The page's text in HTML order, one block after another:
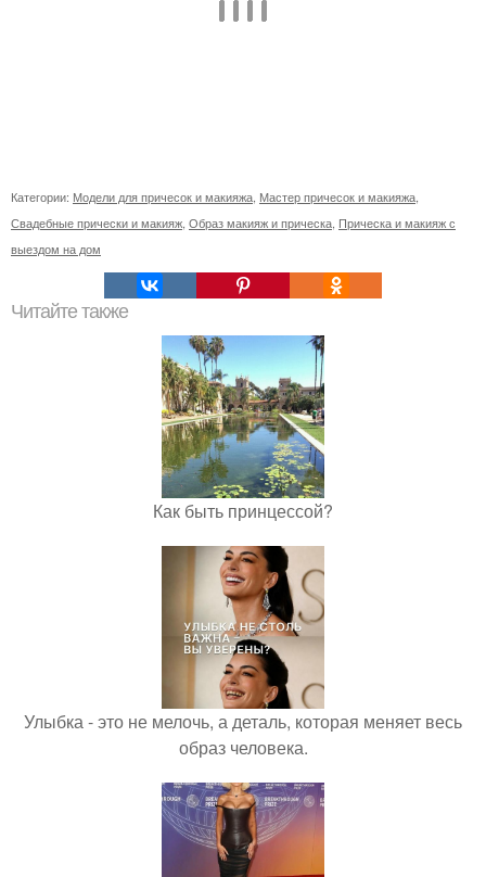
Категории: Модели для причесок и макияжа Мастер причесок и макияжа
Свадебные прически и макияж Образ макияж и прическа Прическа и макияж с
выездом на дом
Читайте также
Как быть принцессой?
Улыбка - это не мелочь, а деталь, которая меняет весь
образ человека.